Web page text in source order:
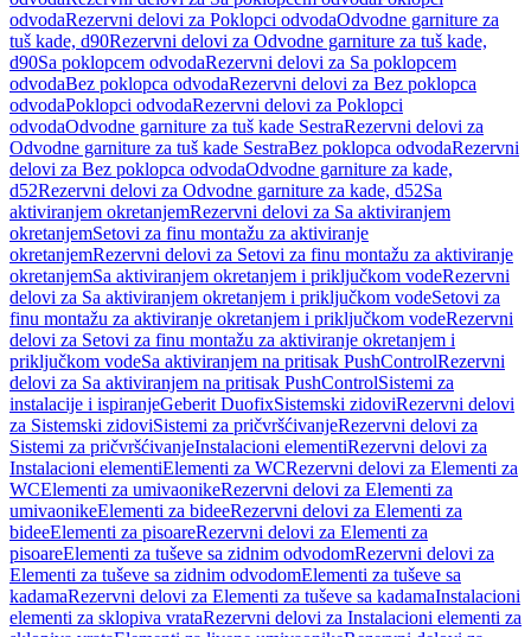
odvodaRezervni delovi za Poklopci odvodaOdvodne garniture za
tuš kade, d90Rezervni delovi za Odvodne garniture za tuš kade,
d90Sa poklopcem odvodaRezervni delovi za Sa poklopcem
odvodaBez poklopca odvodaRezervni delovi za Bez poklopca
odvodaPoklopci odvodaRezervni delovi za Poklopci
odvodaOdvodne garniture za tuš kade SestraRezervni delovi za
Odvodne garniture za tuš kade SestraBez poklopca odvodaRezervni
delovi za Bez poklopca odvodaOdvodne garniture za kade,
d52Rezervni delovi za Odvodne garniture za kade, d52Sa
aktiviranjem okretanjemRezervni delovi za Sa aktiviranjem
okretanjemSetovi za finu montažu za aktiviranje
okretanjemRezervni delovi za Setovi za finu montažu za aktiviranje
okretanjemSa aktiviranjem okretanjem i priključkom vodeRezervni
delovi za Sa aktiviranjem okretanjem i priključkom vodeSetovi za
finu montažu za aktiviranje okretanjem i priključkom vodeRezervni
delovi za Setovi za finu montažu za aktiviranje okretanjem i
priključkom vodeSa aktiviranjem na pritisak PushControlRezervni
delovi za Sa aktiviranjem na pritisak PushControlSistemi za
instalacije i ispiranjeGeberit DuofixSistemski zidoviRezervni delovi
za Sistemski zidoviSistemi za pričvršćivanjeRezervni delovi za
Sistemi za pričvršćivanjeInstalacioni elementiRezervni delovi za
Instalacioni elementiElementi za WCRezervni delovi za Elementi za
WCElementi za umivaonikeRezervni delovi za Elementi za
umivaonikeElementi za bideeRezervni delovi za Elementi za
bideeElementi za pisoareRezervni delovi za Elementi za
pisoareElementi za tuševe sa zidnim odvodomRezervni delovi za
Elementi za tuševe sa zidnim odvodomElementi za tuševe sa
kadamaRezervni delovi za Elementi za tuševe sa kadamaInstalacioni
elementi za sklopiva vrataRezervni delovi za Instalacioni elementi za